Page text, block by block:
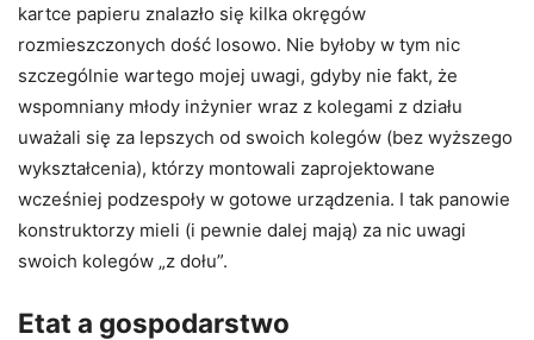
kartce papieru znalazło się kilka okręgów
rozmieszczonych dość losowo. Nie byłoby w tym nic
szczególnie wartego mojej uwagi, gdyby nie fakt, że
wspomniany młody inżynier wraz z kolegami z działu
uważali się za lepszych od swoich kolegów (bez wyższego
wykształcenia), którzy montowali zaprojektowane
wcześniej podzespoły w gotowe urządzenia. I tak panowie
konstruktorzy mieli (i pewnie dalej mają) za nic uwagi
swoich kolegów „z dołu”.
Etat a gospodarstwo